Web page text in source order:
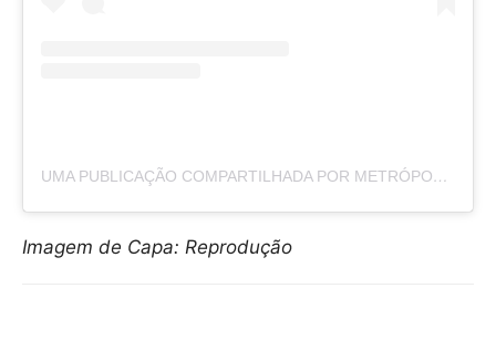
UMA PUBLICAÇÃO COMPARTILHADA POR METRÓPOLES (@METROPOLES)
Imagem de Capa: Reprodução